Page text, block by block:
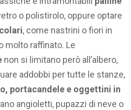
o polistirolo, oppure optare
, come nastrini o fiori in
molto raffinato. Le
non si limitano però all’albero,
addobbi per tutte le stanze,
portacandele e oggettini in
angioletti, pupazzi di neve o